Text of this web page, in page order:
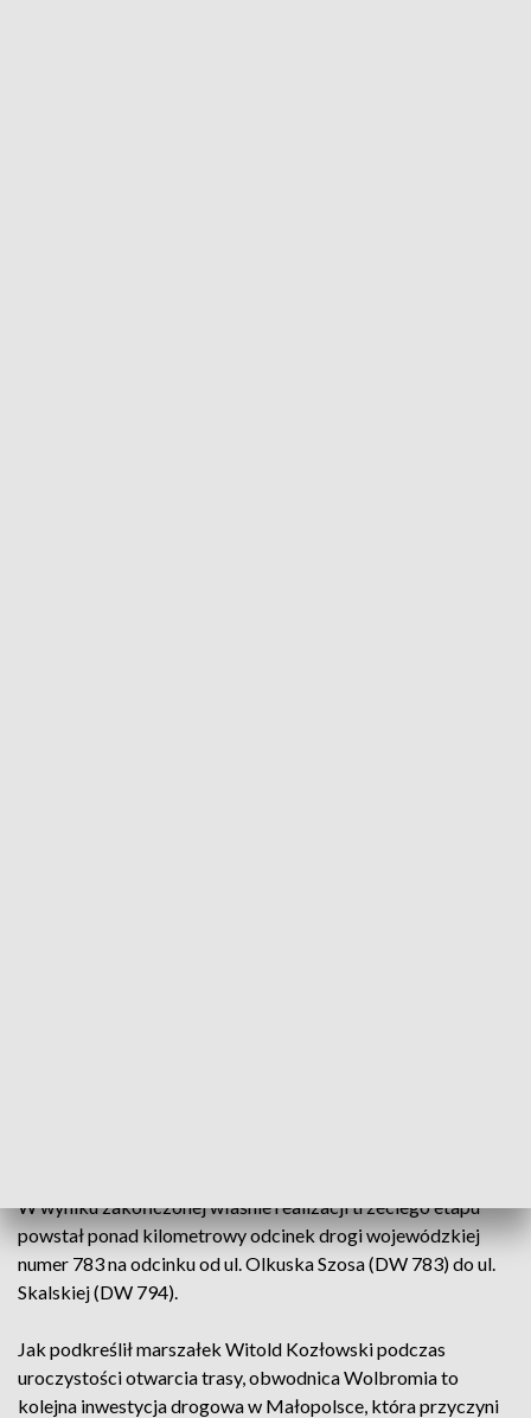
W wyniku zakończonej właśnie realizacji trzeciego etapu
powstał ponad kilometrowy odcinek drogi wojewódzkiej
numer 783 na odcinku od ul. Olkuska Szosa (DW 783) do ul.
Skalskiej (DW 794).
Jak podkreślił marszałek Witold Kozłowski podczas
uroczystości otwarcia trasy, obwodnica Wolbromia to
kolejna inwestycja drogowa w Małopolsce, która przyczyni